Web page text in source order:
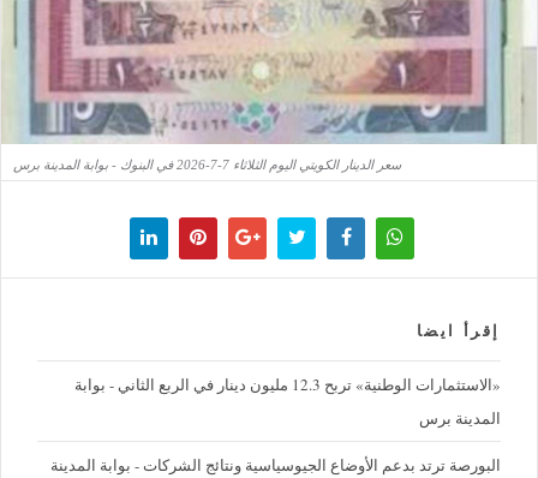
سعر الدينار الكويتي اليوم الثلاثاء 7-7-2026 في البنوك - بوابة المدينة برس
إقرأ ايضا
«الاستثمارات الوطنية» تربح 12.3 مليون دينار في الربع الثاني - بوابة
المدينة برس
البورصة ترتد بدعم الأوضاع الجيوسياسية ونتائج الشركات - بوابة المدينة